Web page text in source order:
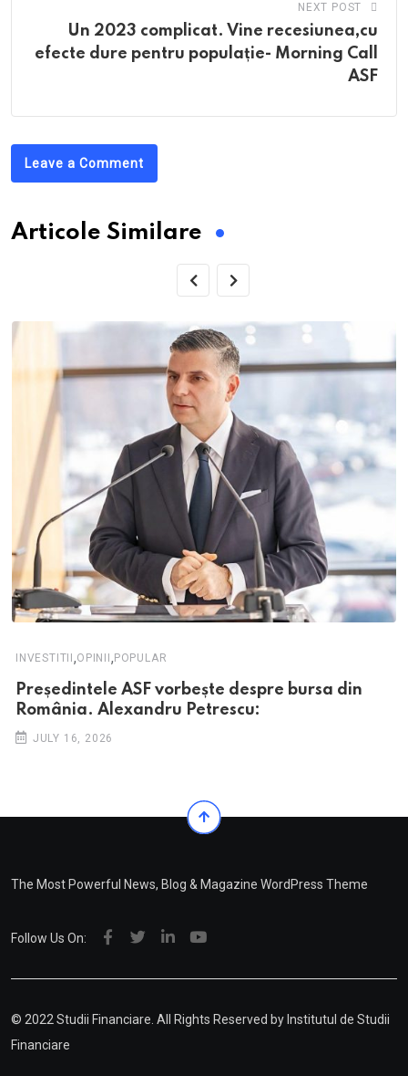
NEXT POST
Un 2023 complicat. Vine recesiunea,cu
efecte dure pentru populație- Morning Call
ASF
Leave a Comment
Articole Similare
INVESTITII ,OPINII , POPULAR
Președintele ASF vorbește despre bursa din
România. Alexandru Petrescu:
JULY 16, 2026
The Most Powerful News, Blog & Magazine WordPress Theme
Follow Us On:
© 2022 Studii Financiare. All Rights Reserved by Institutul de Studii
Financiare